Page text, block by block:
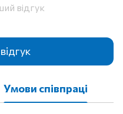
відгук
Умови співпраці